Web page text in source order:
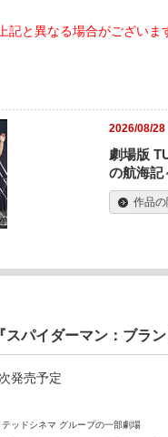
と異なる場合がございま
2026/08/28
劇場版
の航海記
作品
パイダーマン：ブラ
発売予定
ッドシネマ グループの一部劇場